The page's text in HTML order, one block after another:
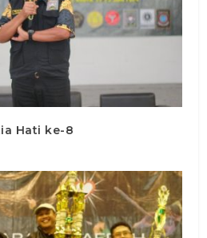
Hati ke-8